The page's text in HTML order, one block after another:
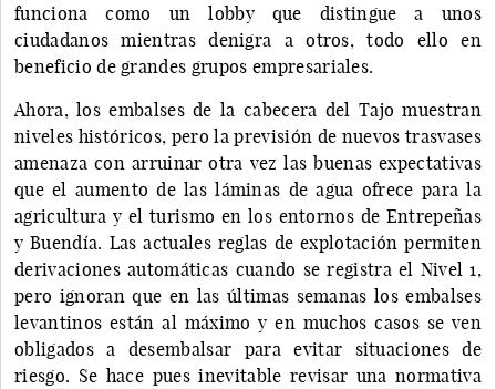
funciona como un lobby que distingue a unos
ciudadanos mientras denigra a otros, todo ello en
beneficio de grandes grupos empresariales.
Ahora, los embalses de la cabecera del Tajo muestran
niveles históricos, pero la previsión de nuevos trasvases
amenaza con arruinar otra vez las buenas expectativas
que el aumento de las láminas de agua ofrece para la
agricultura y el turismo en los entornos de Entrepeñas
y Buendía. Las actuales reglas de explotación permiten
derivaciones automáticas cuando se registra el Nivel 1,
pero ignoran que en las últimas semanas los embalses
levantinos están al máximo y en muchos casos se ven
obligados a desembalsar para evitar situaciones de
riesgo. Se hace pues inevitable revisar una normativa